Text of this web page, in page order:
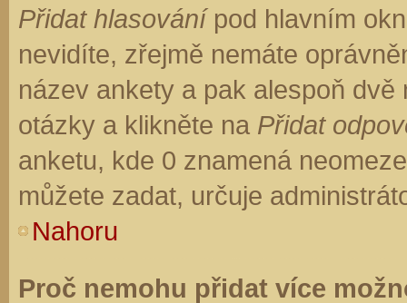
Přidat hlasovánípod hlavním
nevidíte, zřejmě nemáte
název ankety a pak alespoň
otázky a klikněte na Přidat
anketu, kde 0 znamená
můžete zadat, určuje
Nahoru
Proč nemohu přidat více